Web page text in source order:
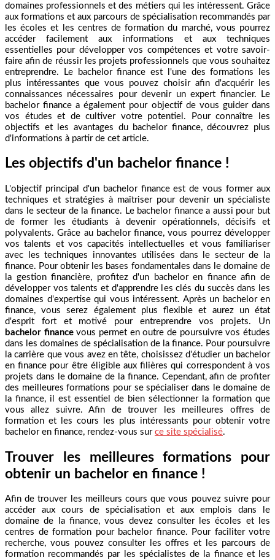
domaines professionnels et des métiers qui les intéressent. Grâce
aux formations et aux parcours de spécialisation recommandés par
les écoles et les centres de formation du marché, vous pourrez
accéder facilement aux informations et aux techniques
essentielles pour développer vos compétences et votre savoir-
faire afin de réussir les projets professionnels que vous souhaitez
entreprendre. Le bachelor finance est l'une des formations les
plus intéressantes que vous pouvez choisir afin d'acquérir les
connaissances nécessaires pour devenir un expert financier. Le
bachelor finance a également pour objectif de vous guider dans
vos études et de cultiver votre potentiel. Pour connaître les
objectifs et les avantages du bachelor finance, découvrez plus
d'informations à partir de cet article.
Les objectifs d'un bachelor finance !
L'objectif principal d'un bachelor finance est de vous former aux
techniques et stratégies à maîtriser pour devenir un spécialiste
dans le secteur de la finance. Le bachelor finance a aussi pour but
de former les étudiants à devenir opérationnels, décisifs et
polyvalents. Grâce au bachelor finance, vous pourrez développer
vos talents et vos capacités intellectuelles et vous familiariser
avec les techniques innovantes utilisées dans le secteur de la
finance. Pour obtenir les bases fondamentales dans le domaine de
la gestion financière, profitez d'un bachelor en finance afin de
développer vos talents et d'apprendre les clés du succès dans les
domaines d'expertise qui vous intéressent. Après un bachelor en
finance, vous serez également plus flexible et aurez un état
d'esprit fort et motivé pour entreprendre vos projets. Un
bachelor financevous permet en outre de poursuivre vos études
dans les domaines de spécialisation de la finance. Pour poursuivre
la carrière que vous avez en tête, choisissez d'étudier un bachelor
en finance pour être éligible aux filières qui correspondent à vos
projets dans le domaine de la finance. Cependant, afin de profiter
des meilleures formations pour se spécialiser dans le domaine de
la finance, il est essentiel de bien sélectionner la formation que
vous allez suivre. Afin de trouver les meilleures offres de
formation et les cours les plus intéressants pour obtenir votre
bachelor en finance, rendez-vous sur ce site spécialisé.
Trouver les meilleures formations pour
obtenir un bachelor en finance !
Afin de trouver les meilleurs cours que vous pouvez suivre pour
accéder aux cours de spécialisation et aux emplois dans le
domaine de la finance, vous devez consulter les écoles et les
centres de formation pour bachelor finance. Pour faciliter votre
recherche, vous pouvez consulter les offres et les parcours de
formation recommandés par les spécialistes de la finance et les